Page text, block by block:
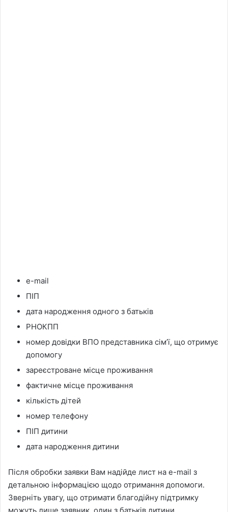
e-mail
ПІП
дата народження одного з батьків
РНОКПП
номер довідки ВПО представника сім’ї, що отримує
допомогу
зареєстроване місце проживання
фактичне місце проживання
кількість дітей
номер телефону
ПІП дитини
дата народження дитини
Після обробки заявки Вам надійде лист на e-mail з
детальною інформацією щодо отримання допомоги.
Зверніть увагу, що отримати благодійну підтримку